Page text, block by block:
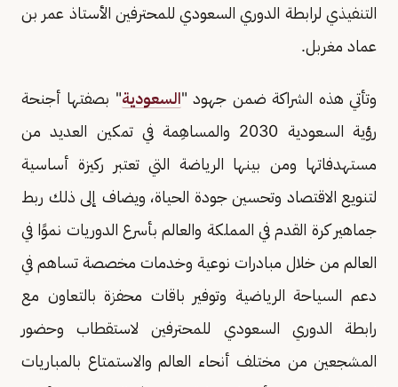
التنفيذي لرابطة الدوري السعودي للمحترفين الأستاذ عمر بن
عماد مغربل.
وتأتي هذه الشراكة ضمن جهود "السعودية" بصفتها أجنحة
رؤية السعودية 2030 والمساهِمة في تمكين العديد من
مستهدفاتها ومن بينها الرياضة التي تعتبر ركيزة أساسية
لتنويع الاقتصاد وتحسين جودة الحياة، ويضاف إلى ذلك ربط
جماهير كرة القدم في المملكة والعالم بأسرع الدوريات نموًا في
العالم من خلال مبادرات نوعية وخدمات مخصصة تساهم في
دعم السياحة الرياضية وتوفير باقات محفزة بالتعاون مع
رابطة الدوري السعودي للمحترفين لاستقطاب وحضور
المشجعين من مختلف أنحاء العالم والاستمتاع بالمباريات